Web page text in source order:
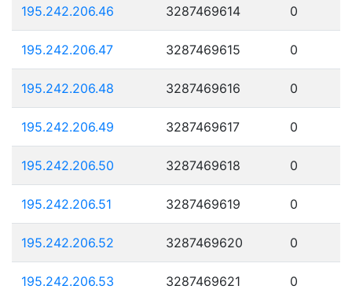
195.242.206.46 3287469614 0
195.242.206.47 3287469615 0
195.242.206.48 3287469616 0
195.242.206.49 3287469617 0
195.242.206.50 3287469618 0
195.242.206.51 3287469619 0
195.242.206.52 3287469620 0
195.242.206.53 3287469621 0